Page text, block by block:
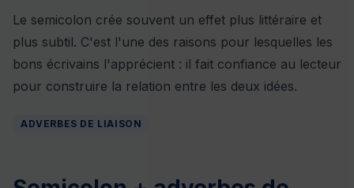
Le semicolon crée souvent un effet plus littéraire et
plus subtil. C'est l'une des raisons pour lesquelles les
bons écrivains l'apprécient : il fait confiance au lecteur
pour construire la relation entre les deux idées.
ADVERBES DE LIAISON